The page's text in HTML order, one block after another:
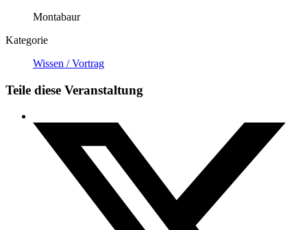
Montabaur
Kategorie
Wissen / Vortrag
Teile diese Veranstaltung